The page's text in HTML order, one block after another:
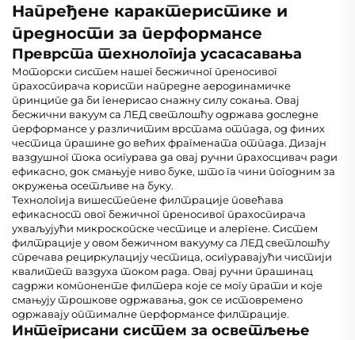
Напређене карактеристике и
предности за перформансе
Преврста технологија усасасавања
Моторски систем нашег бесжичног преносивог
прахоспирача користи напредне аеродинамичке
принципе да би генерисао снажну силу сокања. Овај
бесжични вакуум са ЛЕД светлошћу одржава доследне
перформансе у различитим врстама отпада, од финих
честица прашине до већих фрагмената отпада. Дизајн
ваздушног тока осигурава да овај ручни прахосцивач ради
ефикасно, док смањује ниво буке, што га чини погодним за
окружења осетљиве на буку.
Технологија вишестепене филтрације повећава
ефикасност овог бежичног преносивог прахоспирача
ухваљујући микроскопске честице и алергене. Систем
филтрације у овом бежичном вакууму са ЛЕД светлошћу
спречава рециркулацију честица, осигуравајући чистији
квалитет ваздуха током рада. Овај ручни прашинац
садржи компоненте филтера које се могу прати и које
смањују трошкове одржавања, док се истовремено
одржавају оптималне перформансе филтрације.
Интегрисани систем за осветљење